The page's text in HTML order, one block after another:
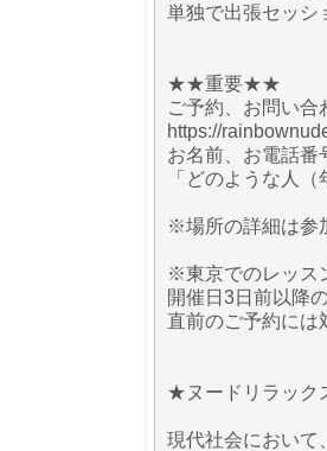
単独で出張セッシ
★★重要★★
ご予約、お問い合
https://
お名前、お電話番
「どのような人
※場所の詳細は参
※東京でのレッス
開催日3日前以降
直前のご予約には
★ヌードリラック
現代社会において